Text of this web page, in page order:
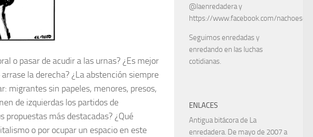
o pasar de acudir a las urnas? ¿Es mejor
la derecha? ¿La abstención siempre
migrantes sin papeles, menores, presos,
de izquierdas los partidos de
propuestas más destacadas? ¿Qué
o por ocupar un espacio en este
@laenredadera y
https://www.facebook.com/
Seguimos enredadas y
enredando en las luchas
cotidianas.
ENLACES
Antigua bitácora de La
enredadera. De mayo de 2007 a